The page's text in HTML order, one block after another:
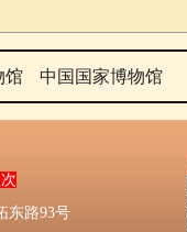
馆 中国国家博物馆
东路93号